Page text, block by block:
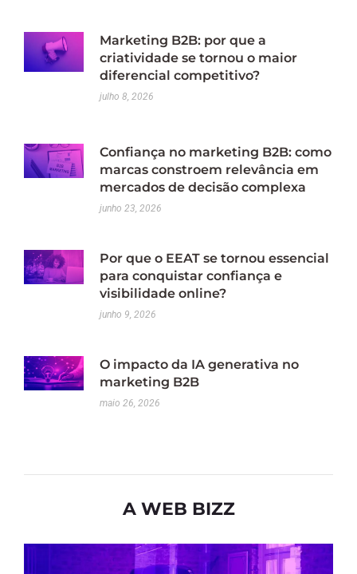
Marketing B2B: por que a
criatividade se tornou o maior
diferencial competitivo?
julho 8, 2026
Confiança no marketing B2B: como
marcas constroem relevância em
mercados de decisão complexa
junho 23, 2026
Por que o EEAT se tornou essencial
para conquistar confiança e
visibilidade online?
junho 9, 2026
O impacto da IA generativa no
marketing B2B
maio 26, 2026
A WEB BIZZ